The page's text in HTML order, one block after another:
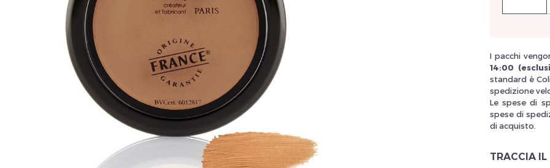
Veuillez réinitialiser votre mot de passe
I pacchi
14:00
standard è
spedizione
Le spese di
spese di
di acquisto.
TRACCIA IL